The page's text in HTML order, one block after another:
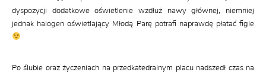
dyspozycji dodatkowe oświetlenie wzdłuż nawy głównej, niemniej
jednak halogen oświetlający Młodą Parę potrafi naprawdę płatać figle
Po ślubie oraz życzeniach na przedkatedralnym placu nadszedł czas na